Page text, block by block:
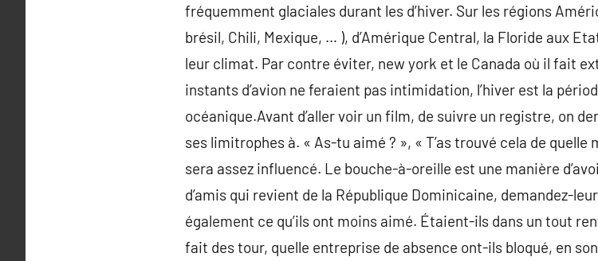
fréquemment glaciales durant les d’hiver. Sur les régions
brésil, Chili, Mexique, … ), d’Amérique Central, la Floride aux
leur climat. Par contre éviter, new york et le Canada où il fait
instants d’avion ne feraient pas intimidation, l’hiver est la
océanique.Avant d’aller voir un film, de suivre un registre, on
ses limitrophes à. « As-tu aimé ? », « T’as trouvé cela de
sera assez influencé. Le bouche-à-oreille est une manière
d’amis qui revient de la République Dominicaine, demandez-
également ce qu’ils ont moins aimé. Étaient-ils dans un tout
fait des tour, quelle entreprise de absence ont-ils bloqué, en